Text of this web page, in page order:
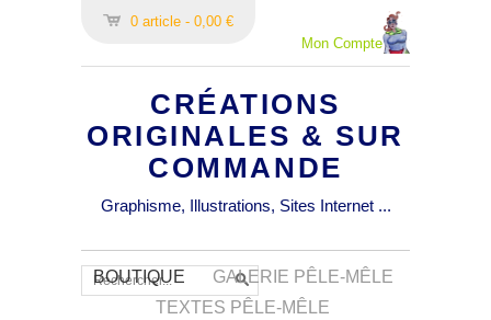
0 article - 0,00 €
Mon Compte
CRÉATIONS
ORIGINALES & SUR
COMMANDE
Graphisme, Illustrations, Sites Internet ...
BOUTIQUE
GALERIE PÊLE-MÊLE
TEXTES PÊLE-MÊLE